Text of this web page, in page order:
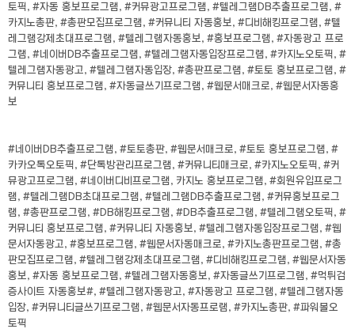
토픽, #자동 홍보프로그램, #커뮤광고프로그램, #텔레그램DB추출프로그램, #
카지노총판, #총판모집프로그램, #커뮤니티 자동홍보, #디비해킹프로그램, #텔
레그램강제초대프로그램, #텔레그램자동홍보, #홍보프로그램, #자동광고 프로
그램, #네이버DB추출프로그램, #텔레그램자동입장프로그램, #카지노오토픽, #
텔레그램자동광고, #텔레그램자동입장, #총판프로그램, #토토 홍보프로그램, #
커뮤니티 홍보프로그램, #자동글쓰기프로그램, #웹문서매크로, #웹문서자동홍
보
#네이버DB추출프로그램, #토토총판, #웹문서매크로, #토토 홍보프로그램, #
카카오톡오토픽, #단톡방관리프로그램, #커뮤니티매크로, #카지노오토픽, #커
뮤광고프로그램, #네이버디비프로그램, 카지노 홍보프로그램, #회원유입프로그
램, #텔레그램DB초대프로그램, #텔레그램DB추출프로그램, #커뮤홍보프로그
램, #총판프로그램, #DB해킹프로그램, #DB추출프로그램, #텔레그램오토픽, #
커뮤니티 홍보프로그램, #커뮤니티 자동홍보, #텔레그램자동입장프로그램, #웹
문서자동광고, #홍보프로그램, #웹문서자동매크로, #카지노총판프로그램, #총
판모집프로그램, #텔레그램강제초대프로그램, #디비해킹프로그램, #웹문서자동
홍보, #자동 홍보프로그램, #텔레그램자동홍보, #자동글쓰기프로그램, #먹튀검
증사이트 자동홍보#, #텔레그램자동광고, #자동광고 프로그램, #텔레그램자동
입장, #커뮤니티글쓰기프로그램, #웹문서자동프로램, #카지노총판, #파워볼오
토픽